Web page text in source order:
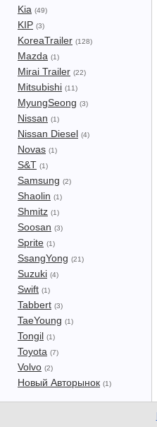
Kia (49)
KIP (3)
KoreaTrailer (128)
Mazda (1)
Mirai Trailer (22)
Mitsubishi (11)
MyungSeong (3)
Nissan (1)
Nissan Diesel (4)
Novas (1)
S&T (1)
Samsung (2)
Shaolin (1)
Shmitz (1)
Soosan (3)
Sprite (1)
SsangYong (21)
Suzuki (4)
Swift (1)
Tabbert (3)
TaeYoung (1)
Tongil (1)
Toyota (7)
Volvo (2)
Новый Авторынок (1)